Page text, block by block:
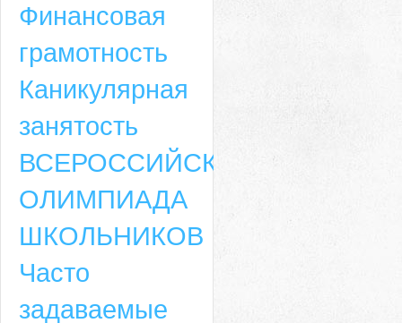
Финансовая
грамотность
Каникулярная
занятость
ВСЕРОССИЙСКАЯ
ОЛИМПИАДА
ШКОЛЬНИКОВ
Часто
задаваемые